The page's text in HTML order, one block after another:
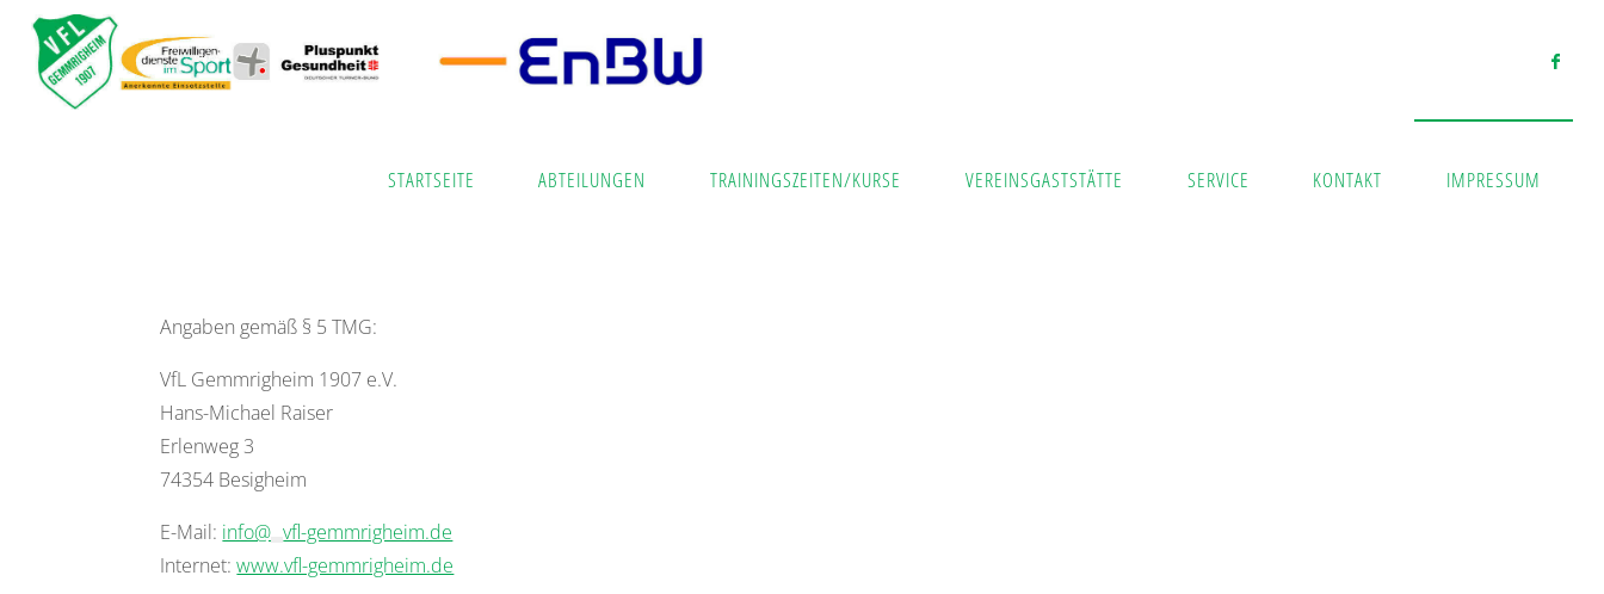
Zum
Inhalt
springen
STARTSEITE ABTEILUNGEN TRAININGSZEITEN/KURSE VEREINSGASTSTÄTTE SERVICE KONTAKT IMPRESSUM
Angaben gemäß § 5 TMG:
VfL Gemmrigheim 1907 e.V.
Hans-Michael Raiser
Erlenweg 3
74354 Besigheim
E-Mail: info@ vfl-gemmrigheim.de
Internet:www.vfl-gemmrigheim.de